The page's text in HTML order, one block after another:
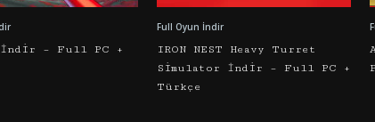
– Full PC +
Full Oyun İndir
IRON NEST Heavy Turret
Simulator İndir – Full PC +
Türkçe